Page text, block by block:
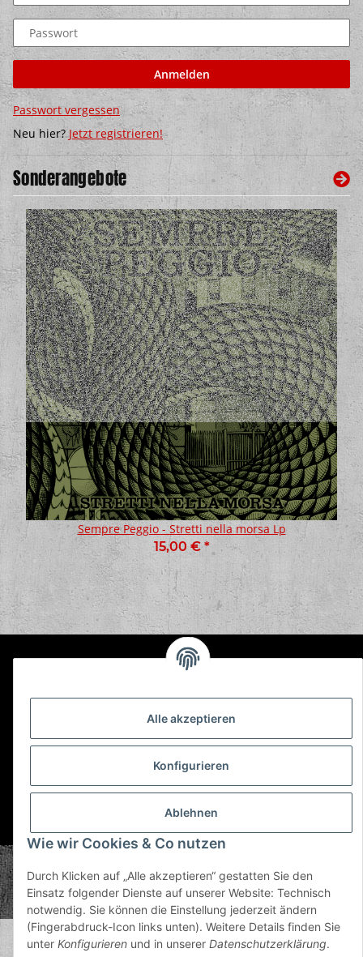
Passwort
Anmelden
Passwort vergessen
Neu hier?Jetzt registrieren!
Sonderangebote
Sempre Peggio - Stretti nella morsa Lp
15,00 € *
Gesetzliche Informationen
© Plastic Bomb GmbH
Copyright © 2026 Plastic Bomb GmbH
Powered byJTL-Shop
Alle akzeptieren
Konfigurieren
Ablehnen
Wie wir Cookies & Co nutzen
Durch Klicken auf „Alle akzeptieren“ gestatten Sie den
Einsatz folgender Dienste auf unserer Website: Technisch
notwendig. Sie können die Einstellung jederzeit ändern
(Fingerabdruck-Icon links unten). Weitere Details finden Sie
unter Konfigurieren und in unserer Datenschutzerklärung.